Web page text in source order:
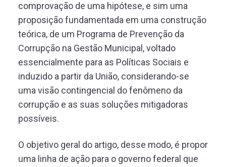
comprovação de uma hipótese, e sim uma
proposição fundamentada em uma construção
teórica, de um Programa de Prevenção da
Corrupção na Gestão Municipal, voltado
essencialmente para as Políticas Sociais e
induzido a partir da União, considerando-se
uma visão contingencial do fenômeno da
corrupção e as suas soluções mitigadoras
possíveis.
O objetivo geral do artigo, desse modo, é propor
uma linha de ação para o governo federal que